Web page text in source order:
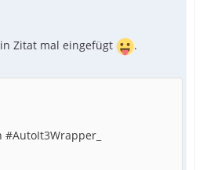
Zitat mal eingefügt .